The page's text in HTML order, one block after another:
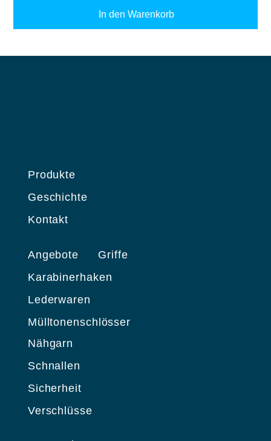
In den Warenkorb
Produkte
Geschichte
Kontakt
Nähgarn
Schnallen
Sicherheit
Verschlüsse
Angebote
Griffe
Karabinerhaken
Lederwaren
Mülltonenschlösser